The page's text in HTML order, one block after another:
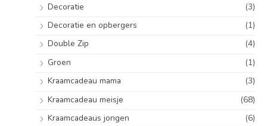
Decoratie
(3)
Decoratie en opbergers
(1)
Double Zip
(4)
Groen
(1)
Kraamcadeau mama
(3)
Kraamcadeau meisje
(68)
Kraamcadeaus jongen
(6)